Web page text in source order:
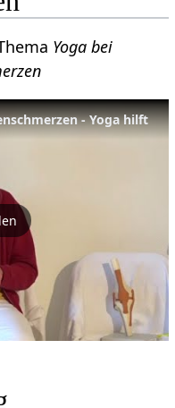
Yoga bei
- Yoga hilft